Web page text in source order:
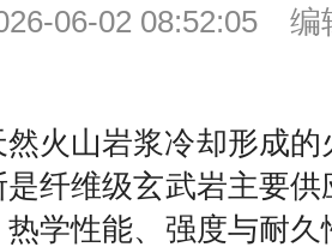
06-02 08:52:05 编
火山岩浆冷却形成
纤维级玄武岩主要
学性能、强度与耐